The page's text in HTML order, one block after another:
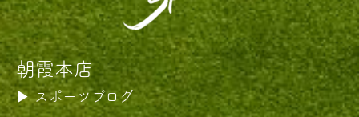
朝霞本店
スポーツブログ